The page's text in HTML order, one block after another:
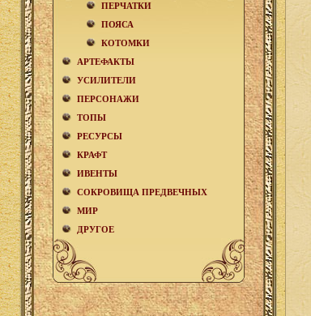
ПЕРЧАТКИ
ПОЯСА
КОТОМКИ
АРТЕФАКТЫ
УСИЛИТЕЛИ
ПЕРСОНАЖИ
ТОПЫ
РЕСУРСЫ
КРАФТ
ИВЕНТЫ
СОКРОВИЩА ПРЕДВЕЧНЫХ
МИР
ДРУГОЕ